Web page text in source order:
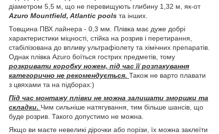
діаметром 5,5 м, що не перевищують глибину 1,32 м, як-от
Azuro Mountfield, Atlantic pools та інших.
Товщина ПВХ лайнера - 0,3 мм. Плівка має дуже добрі
характеристики міцності, стійка на розрив і перетирання,
стабілізована до впливу ультрафіолету та хімічних препаратів.
Однак плівка Azuro боїться гострих предметів, тому
розкривати коробку ножем, під час її розпакування
категорично не рекомендується. Також не варто плавати
з цвяхами та на підборах:)
Під час монтажу плівки не можна залишати зморшки та
складки. Чим сильніше натягування, тим більше шансів, що
буде розрив. Такого допустимо не можна.
Якщо ви маєте невеликі дірочки або порізи, їх можна заклеїти